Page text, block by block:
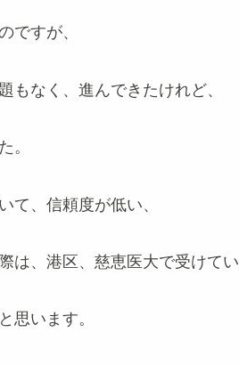
ですが、
もなく、進んできたけれど、
。
て、信頼度が低い、
は、港区、慈恵医大で受けてい
思います。